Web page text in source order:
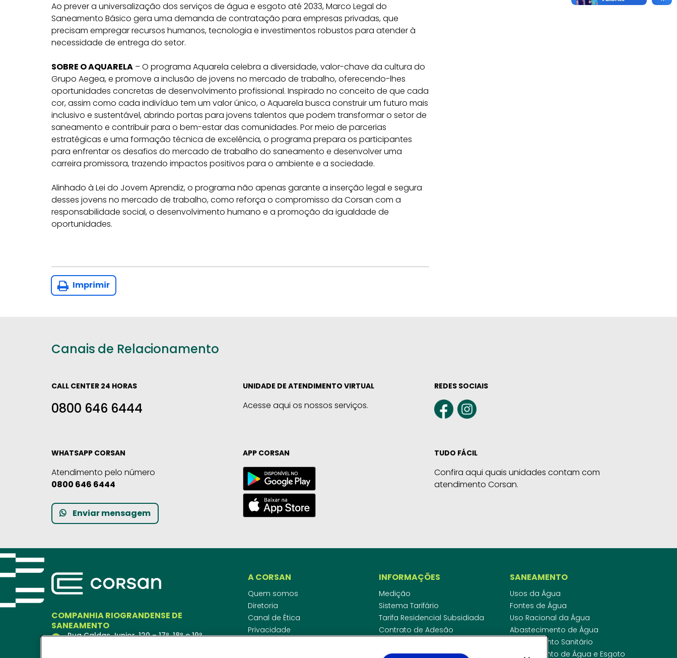
Ao prever a universalização dos serviços de água e esgoto até 2033, Marco Legal do
Saneamento Básico gera uma demanda de contratação para empresas privadas, que
precisam empregar recursos humanos, tecnologia e investimentos robustos para atender à
necessidade de entrega do setor.
SOBRE O AQUARELA – O programa Aquarela celebra a diversidade, valor-chave da cultura do
Grupo Aegea, e promove a inclusão de jovens no mercado de trabalho, oferecendo-lhes
oportunidades concretas de desenvolvimento profissional. Inspirado no conceito de que cada
cor, assim como cada indivíduo tem um valor único, o Aquarela busca construir um futuro mais
inclusivo e sustentável, abrindo portas para jovens talentos que podem transformar o setor de
saneamento e contribuir para o bem-estar das comunidades. Por meio de parcerias
estratégicas e uma formação técnica de excelência, o programa prepara os participantes
para enfrentar os desafios do mercado de trabalho do saneamento e desenvolver uma
carreira promissora, trazendo impactos positivos para o ambiente e a sociedade.
Alinhado à Lei do Jovem Aprendiz, o programa não apenas garante a inserção legal e segura
desses jovens no mercado de trabalho, como reforça o compromisso da Corsan com a
responsabilidade social, o desenvolvimento humano e a promoção da igualdade de
oportunidades.
Imprimir
Canais de Relacionamento
CALL CENTER 24 HORAS
0800 646 6444
UNIDADE DE ATENDIMENTO VIRTUAL
Acesse aqui os nossos serviços.
REDES SOCIAIS
WHATSAPP CORSAN
Atendimento pelo número
0800 646 6444
Enviar mensagem
APP CORSAN TUDO FÁCIL
Confira aqui quais unidades contam com
atendimento Corsan.
COMPANHIA RIOGRANDENSE DE
SANEAMENTO
Rua Caldas Junior, 120 – 17º, 18º e 19º
A CORSAN
Quem somos
Diretoria
Canal de Ética
Privacidade
INFORMAÇÕES
Medição
Sistema Tarifário
Tarifa Residencial Subsidiada
Contrato de Adesão
Agências Reguladoras
SANEAMENTO
Usos da Água
Fontes de Água
Uso Racional da Água
Abastecimento de Água
Esgotamento Sanitário
Regulamento de Água e Esgoto